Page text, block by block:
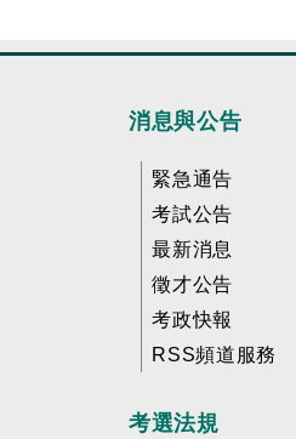
消息與公告
緊急通告
考試公告
最新消息
徵才公告
考政快報
RSS頻道服務
考選法規